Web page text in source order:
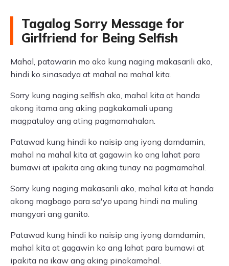
Tagalog Sorry Message for
Girlfriend for Being Selfish
Mahal, patawarin mo ako kung naging makasarili ako,
hindi ko sinasadya at mahal na mahal kita.
Sorry kung naging selfish ako, mahal kita at handa
akong itama ang aking pagkakamali upang
magpatuloy ang ating pagmamahalan.
Patawad kung hindi ko naisip ang iyong damdamin,
mahal na mahal kita at gagawin ko ang lahat para
bumawi at ipakita ang aking tunay na pagmamahal.
Sorry kung naging makasarili ako, mahal kita at handa
akong magbago para sa'yo upang hindi na muling
mangyari ang ganito.
Patawad kung hindi ko naisip ang iyong damdamin,
mahal kita at gagawin ko ang lahat para bumawi at
ipakita na ikaw ang aking pinakamahal.